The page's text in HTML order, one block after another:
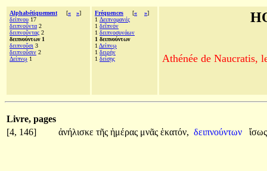
Alphabétiquement [« »]
δείπνου 17
δειπνοῦντα 2
δειπνοῦντας 2
δειπνούντων 1
δειπνοῦσι 3
δειπνοῦσιν 2
Δείπνῳ 1
Fréquences [« »]
1 Δειπνομανές
1 δεῖπνόν
1 δειπνοσυνάων
1 δειπνούντων
1 Δείπνῳ
1 δειρήν
1 δείσῃς Athénée de Naucratis,
Livre, pages
[4, 146]
ἀνήλισκε τῆς ἡμέρας μνᾶς ἑκατόν, δειπνούντων